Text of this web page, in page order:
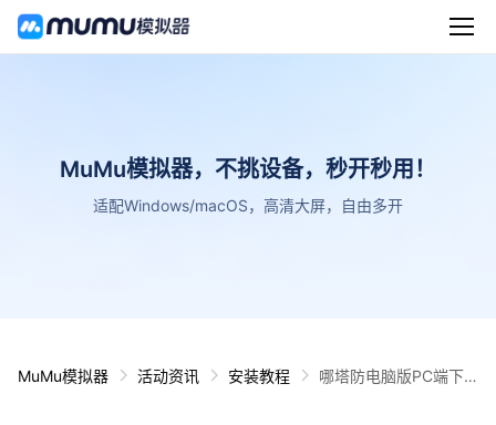
MuMu模拟器，不挑设备，秒开秒用！
适配Windows/macOS，高清大屏，自由多开
MuMu模拟器 活动资讯 安装教程
哪塔防电脑版PC端下